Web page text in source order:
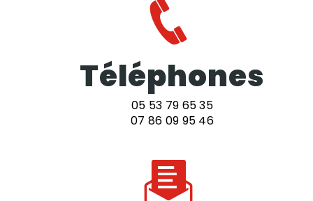
Téléphones
05 53 79 65 35
07 86 09 95 46